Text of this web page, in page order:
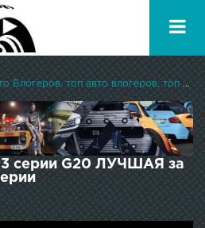
TOPAUTOTUBE.RU - ТОП Авто Блогеров, топ авто влогеров, топ авто ютуберов
серии G20 ЛУЧШАЯ за